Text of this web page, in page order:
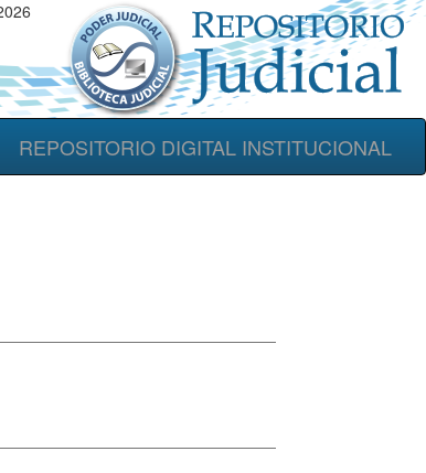
REPOSITORIO DIGITAL INSTITUCIONAL